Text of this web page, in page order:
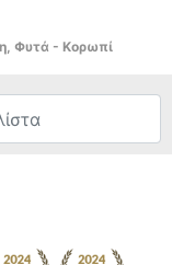
Φυτά - Κορωπί